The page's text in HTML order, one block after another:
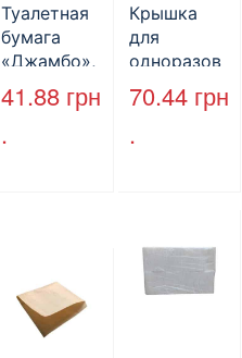
Туалетная
бумага
«Джамбо»,
B2B
Service,
41.88 грн
.
Крышка
для
одноразов
ой
бутылки,
70.44 грн
.